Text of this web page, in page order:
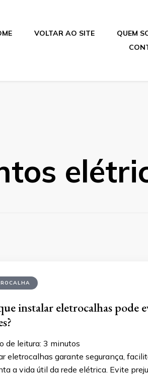
VOLTAR AO SITE QUEM
instalar eletrocalhas pode
de leitura: 3 minutos
eletrocalhas garante segurança,
a vida útil da rede elétrica. Evite